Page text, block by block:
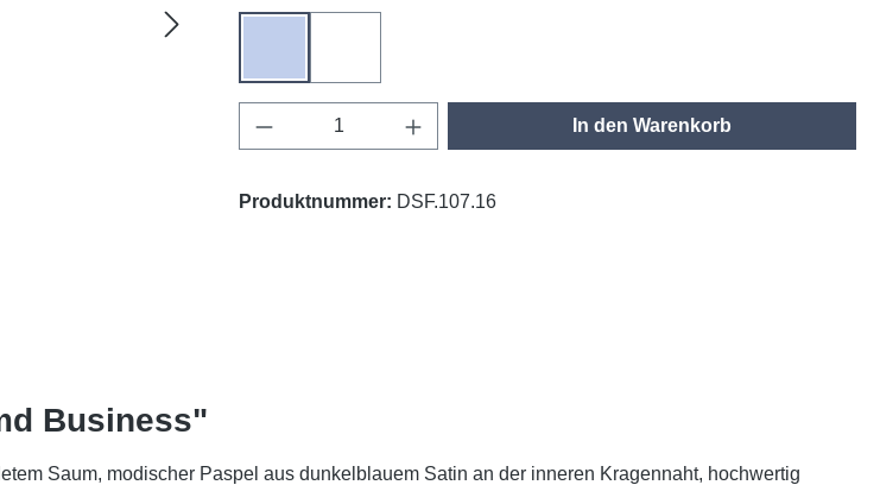
Produkt Anzahl: Gib den gewünschten Wert ein
In den Warenkorb
Produktnummer: DSF.107.16
Business"
Saum, modischer Paspel aus dunkelblauem Satin an der inneren Kragennaht, hochwertig